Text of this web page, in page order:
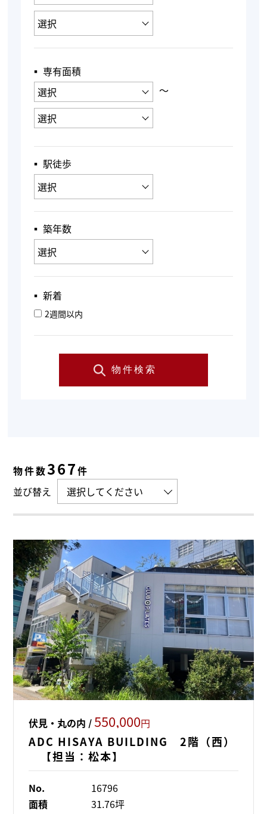
▪︎ 専有面積
〜
▪︎ 駅徒歩
▪︎ 築年数
▪︎ 新着
2週間以内
物件検索
物件数367件
並び替え
伏見・丸の内 /550,000円
ADC HISAYA BUILDING 2階（西）
【担当：松本】
No.
16796
面積
31.76坪